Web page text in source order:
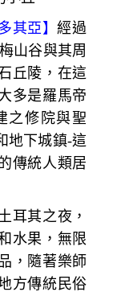
其亞】經過
山谷與其周
丘陵，在這
多是羅馬帝
之修院與聖
地下城鎮-這
傳統人類居
耳其之夜，
水果，無限
，隨著樂師
方傳統民俗